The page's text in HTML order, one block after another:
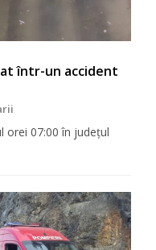
într-un accident
orei 07:00 în județul